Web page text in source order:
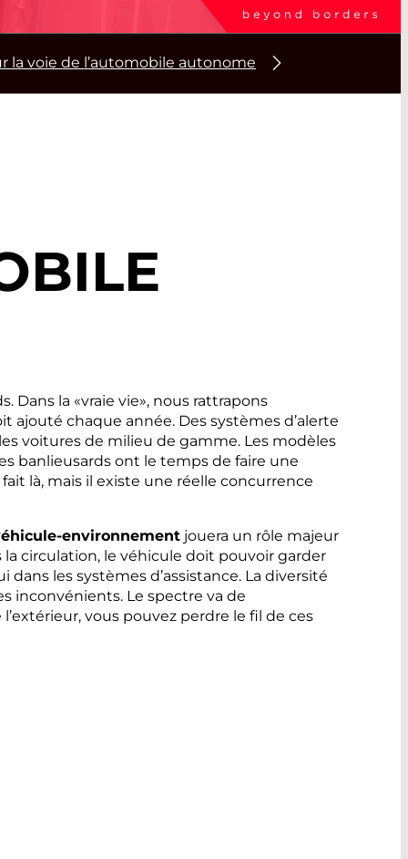
la voie de l’automobile autonome
la «vraie vie», nous rattrapons
ajouté chaque année. Des systèmes d’alerte
voitures de milieu de gamme. Les modèles
banlieusards ont le temps de faire une
là, mais il existe une réelle concurrence
environnement jouera un rôle majeur
circulation, le véhicule doit pouvoir garder
les systèmes d’assistance. La diversité
inconvénients. Le spectre va de
l’extérieur, vous pouvez perdre le fil de ces